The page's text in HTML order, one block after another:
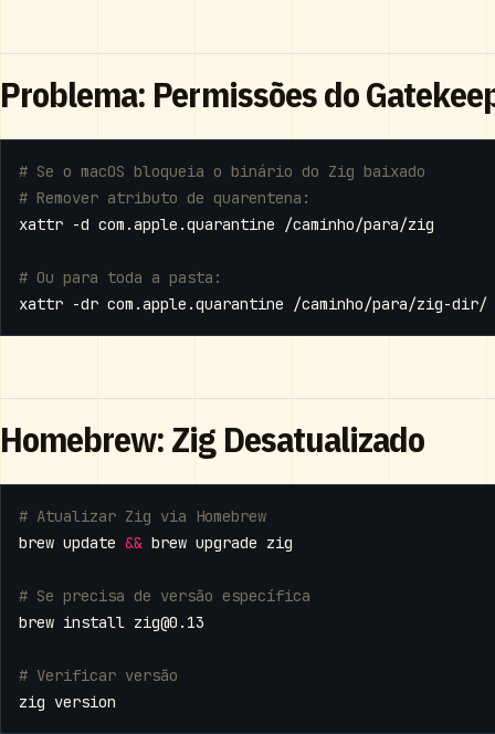
Problema: Permissões do
# Se o macOS bloqueia o binário do Zig baixado
# Remover atributo de quarentena:
# Ou para toda a pasta:
Homebrew: Zig Desatualizado
# Atualizar Zig via Homebrew
brew update &&
# Se precisa de versão específica
brew install zig@0.13
# Verificar versão